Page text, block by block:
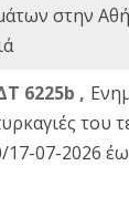
στην
6225b ,
του
07-2026